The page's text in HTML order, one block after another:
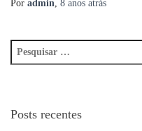
Por admin 8 anos atrás
e
Posts recentes